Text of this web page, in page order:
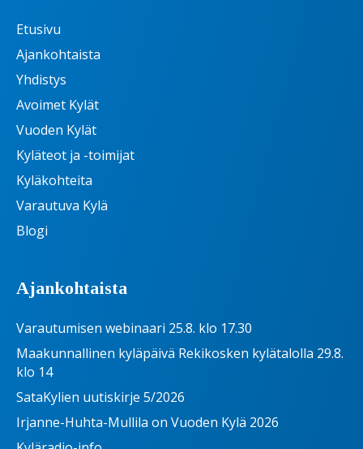
Etusivu
Ajankohtaista
Yhdistys
Avoimet Kylät
Vuoden Kylät
Kyläteot ja -toimijat
Kyläkohteita
Varautuva Kylä
Blogi
Ajankohtaista
Varautumisen webinaari 25.8. klo 17.30
Maakunnallinen kyläpäivä Rekikosken kylätalolla 29.8.
klo 14
SataKylien uutiskirje 5/2026
Irjanne-Huhta-Mullila on Vuoden Kylä 2026